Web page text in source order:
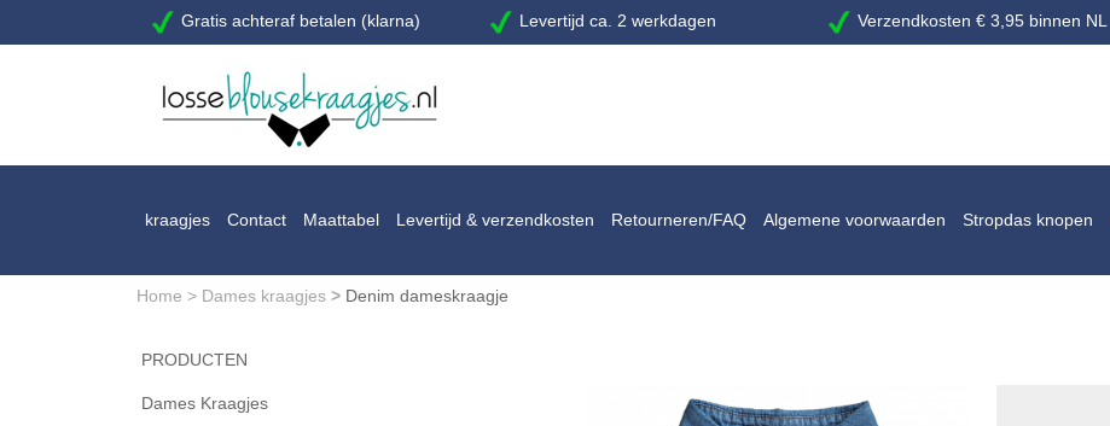
Gratis achteraf betalen (klarna) Levertijd ca. 2 werkdagen Verzendkosten € 3,95 binnen NL
kraagjes Contact Maattabel Levertijd & verzendkosten Retourneren/FAQ Algemene voorwaarden Stropdas knopen
Home > Dames kraagjes > Denim dameskraagje
PRODUCTEN
Dames Kraagjes